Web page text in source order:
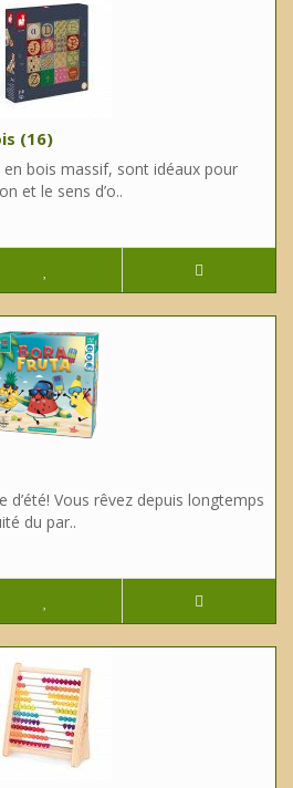
(16)
en bois massif, sont idéaux pour
et le sens d’o..
d’été! Vous rêvez depuis longtemps
du par..